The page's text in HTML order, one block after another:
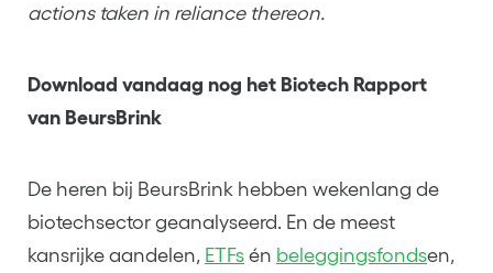
actions taken in reliance thereon.
Download vandaag nog het Biotech Rapport
van BeursBrink
De heren bij BeursBrink hebben wekenlang de
biotechsector geanalyseerd. En de meest
kansrijke aandelen, ETFs én beleggingsfondsen,